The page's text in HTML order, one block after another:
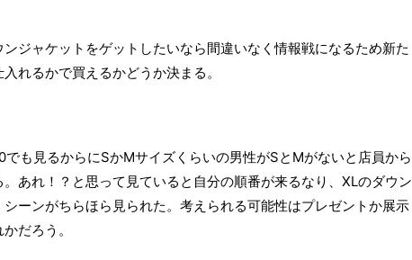
ジャケットをゲットしたいなら間違いなく情報戦になるため新た
れるかで買えるかどうか決まる。
でも見るからにSかMサイズくらいの男性がSとMがないと店員から
あれ！？と思って見ていると自分の順番が来るなり、XLのダウン
ーンがちらほら見られた。考えられる可能性はプレゼントか展示
だろう。